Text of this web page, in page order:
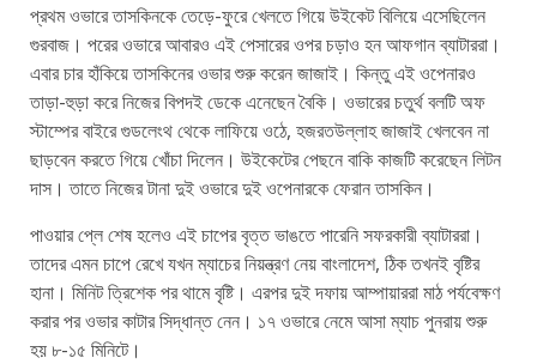
প্রথম ওভারে তাসকিনকে তেড়ে-ফুরে খেলতে গিয়ে উইকেট বিলিয়ে এসেছিলেন
গুরবাজ। পরের ওভারে আবারও এই পেসারের ওপর চড়াও হন আফগান ব্যাটাররা।
এবার চার হাঁকিয়ে তাসকিনের ওভার শুরু করেন জাজাই। কিন্তু এই ওপেনারও
তাড়া-হুড়া করে নিজের বিপদই ডেকে এনেছেন বৈকি। ওভারের চতুর্থ বলটি অফ
স্টাম্পের বাইরে গুডলেংথ থেকে লাফিয়ে ওঠে, হজরতউল্লাহ জাজাই খেলবেন না
ছাড়বেন করতে গিয়ে খোঁচা দিলেন। উইকেটের পেছনে বাকি কাজটি করেছেন লিটন
দাস। তাতে নিজের টানা দুই ওভারে দুই ওপেনারকে ফেরান তাসকিন।
পাওয়ার প্লে শেষ হলেও এই চাপের বৃত্ত ভাঙতে পারেনি সফরকারী ব্যাটাররা।
তাদের এমন চাপে রেখে যখন ম্যাচের নিয়ন্ত্রণ নেয় বাংলাদেশ, ঠিক তখনই বৃষ্টির
হানা। মিনিট ত্রিশেক পর থামে বৃষ্টি। এরপর দুই দফায় আম্পায়াররা মাঠ পর্যবেক্ষণ
করার পর ওভার কাটার সিদ্ধান্ত নেন। ১৭ ওভারে নেমে আসা ম্যাচ পুনরায় শুরু
হয় ৮-১৫ মিনিটে।